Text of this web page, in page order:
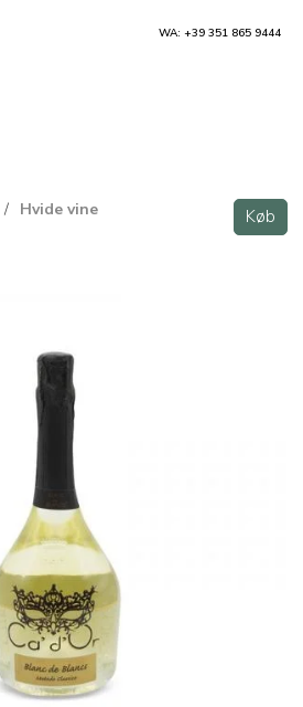
/ Hvide vine Køb
WA: +39 351 865 9444